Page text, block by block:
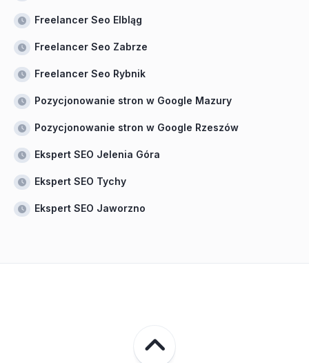
Freelancer Seo Elbląg
Freelancer Seo Zabrze
Freelancer Seo Rybnik
Pozycjonowanie stron w Google Mazury
Pozycjonowanie stron w Google Rzeszów
Ekspert SEO Jelenia Góra
Ekspert SEO Tychy
Ekspert SEO Jaworzno